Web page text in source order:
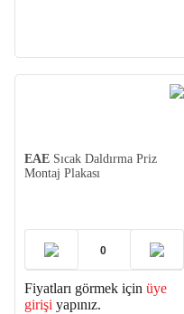
EAE Sıcak Daldırma Priz
Montaj Plakası
Fiyatları görmek için üye
girişi yapınız.